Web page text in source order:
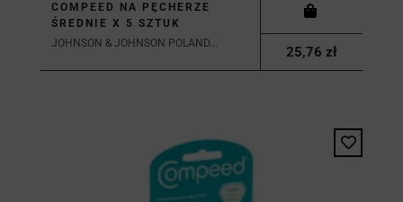
COMPEED NA PĘCHERZE
ŚREDNIE X 5 SZTUK
JOHNSON & JOHNSON POLAND...
25,76 zł